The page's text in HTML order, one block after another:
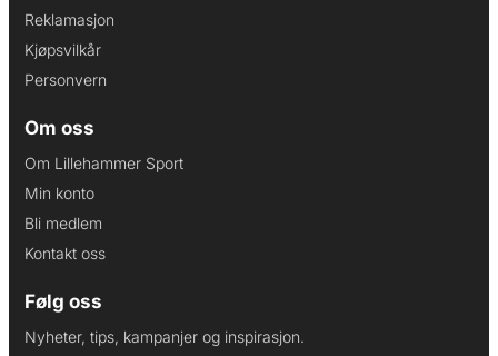
Reklamasjon
Kjøpsvilkår
Personvern
Om oss
Om Lillehammer Sport
Min konto
Bli medlem
Kontakt oss
Følg oss
Nyheter, tips, kampanjer og inspirasjon.